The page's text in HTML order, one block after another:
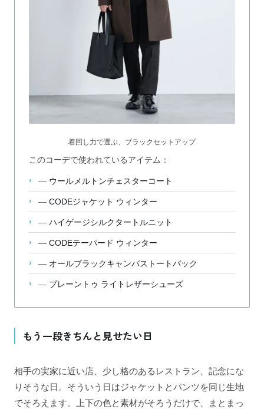
着回し力で選ぶ、ブラックセットアップ
このコーデで使われているアイテム：
— ウールメルトンチェスターコート
— CODEジャケット ウィンター
— ハイゲージシルクタートルニット
— CODEテーパード ウィンター
— オールブラックキャンバストートバック
— プレーントゥ ライトレザーシューズ
もう一段きちんと見せたい日
相手の実家に近い店、少し格のあるレストラン、記念にな
りそうな日。そういう日はジャケットとパンツを同じ生地
でそろえます。上下の色と素材がそろうだけで、まとまっ